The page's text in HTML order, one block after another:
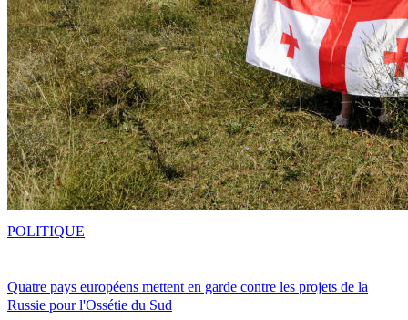
Quatre pays européens mettent en garde contre les projets de la
Russie pour l'Ossétie du Sud
POLITIQUE